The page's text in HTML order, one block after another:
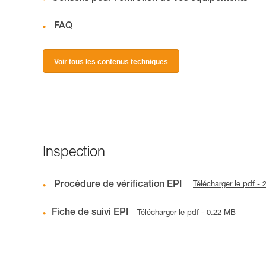
FAQ
Voir tous les contenus techniques
Inspection
Procédure de vérification EPI Télécharger le pdf -
Fiche de suivi EPI Télécharger le pdf - 0.22 MB